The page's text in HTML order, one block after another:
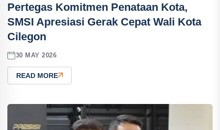
Pertegas Komitmen Penataan Kota,
SMSI Apresiasi Gerak Cepat Wali Kota
Cilegon
30 MAY 2026
READ MORE